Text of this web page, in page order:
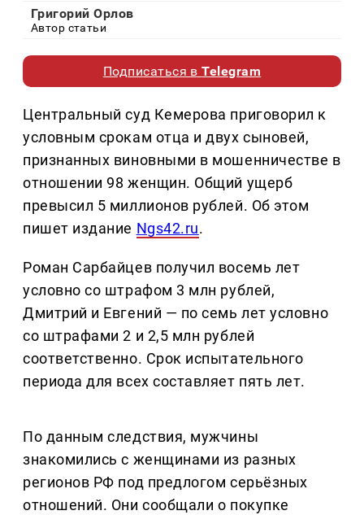
Григорий Орлов
Автор статьи
Подписаться вTelegram
Центральный суд Кемерова приговорил к
условным срокам отца и двух сыновей,
признанных виновными в мошенничестве в
отношении 98 женщин. Общий ущерб
превысил 5 миллионов рублей. Об этом
пишет издание Ngs42.ru.
Роман Сарбайцев получил восемь лет
условно со штрафом 3 млн рублей,
Дмитрий и Евгений — по семь лет условно
со штрафами 2 и 2,5 млн рублей
соответственно. Срок испытательного
периода для всех составляет пять лет.
По данным следствия, мужчины
знакомились с женщинами из разных
регионов РФ под предлогом серьёзных
отношений. Они сообщали о покупке